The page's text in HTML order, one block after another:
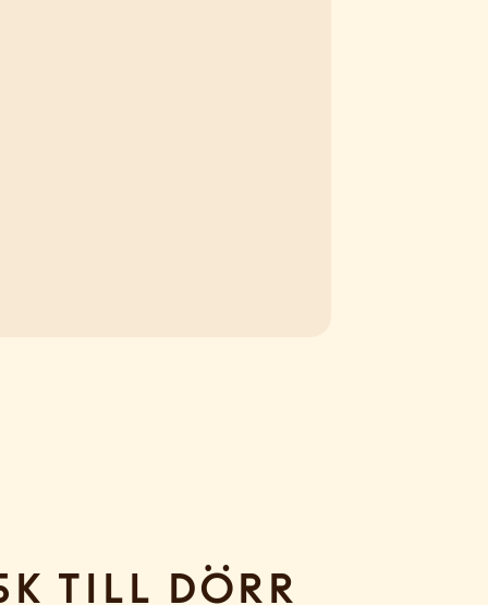
till dörr